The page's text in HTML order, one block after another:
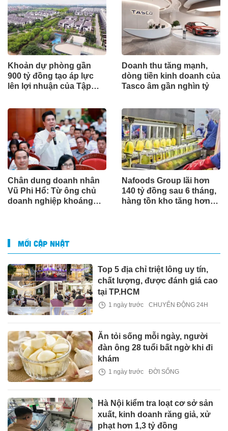
Khoản dự phòng gần
900 tỷ đồng tạo áp lực
lên lợi nhuận của Tập
Doanh thu tăng mạnh,
dòng tiền kinh doanh của
Tasco âm gần nghìn tỷ
Chân dung doanh nhân
Vũ Phi Hổ: Từ ông chủ
doanh nghiệp khoáng
Nafoods Group lãi hơn
140 tỷ đồng sau 6 tháng,
hàng tồn kho tăng hơn
MỚI CẬP NHẬT
Top 5 địa chỉ triệt lông uy tín,
chất lượng, được đánh giá cao
tại TP.HCM
1 ngày trước CHUYỂN ĐỘNG 24H
Ăn tỏi sống mỗi ngày, người
đàn ông 28 tuổi bất ngờ khi đi
khám
1 ngày trước ĐỜI SỐNG
Hà Nội kiểm tra loạt cơ sở sản
xuất, kinh doanh răng giả, xử
phạt hơn 1,3 tỷ đồng